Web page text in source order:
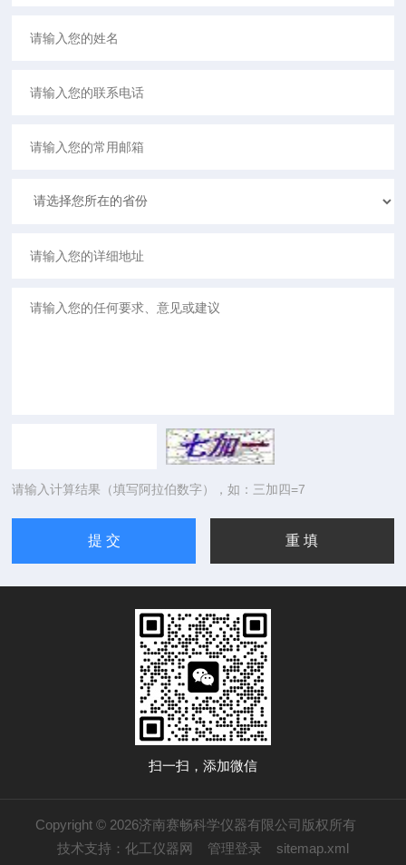
请输入计算结果（填写阿拉伯数字），如：三加四=7
扫一扫，添加微信
Copyright © 2026济南赛畅科学仪器有限公司版权所有
技术支持： 化工仪器网 管理登录 sitemap.xml